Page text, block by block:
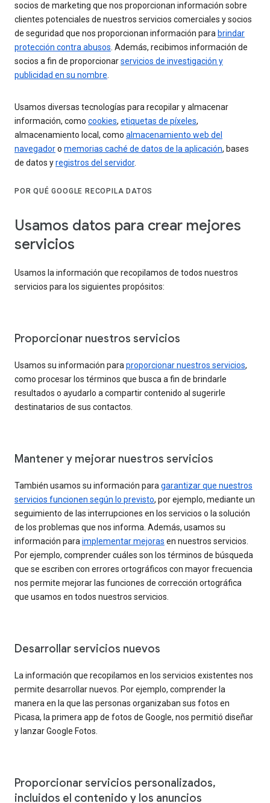
socios de marketing que nos proporcionan información sobre
clientes potenciales de nuestros servicios comerciales y socios
de seguridad que nos proporcionan información para brindar
protección contra abusos. Además, recibimos información de
socios a fin de proporcionarservicios de investigación y
publicidad en su nombre.
Usamos diversas tecnologías para recopilar y almacenar
información, como cookies, etiquetas de píxeles,
almacenamiento local, como almacenamiento web del
navegadoro memorias caché de datos de la aplicación, bases
de datos yregistros del servidor.
POR QUÉ GOOGLE RECOPILA DATOS
Usamos datos para crear mejores
servicios
Usamos la información que recopilamos de todos nuestros
servicios para los siguientes propósitos:
Proporcionar nuestros servicios
Usamos su información para proporcionar nuestros servicios,
como procesar los términos que busca a fin de brindarle
resultados o ayudarlo a compartir contenido al sugerirle
destinatarios de sus contactos.
Mantener y mejorar nuestros servicios
También usamos su información para garantizar que nuestros
servicios funcionen según lo previsto, por ejemplo, mediante un
seguimiento de las interrupciones en los servicios o la solución
de los problemas que nos informa. Además, usamos su
información para implementar mejoras en nuestros servicios.
Por ejemplo, comprender cuáles son los términos de búsqueda
que se escriben con errores ortográficos con mayor frecuencia
nos permite mejorar las funciones de corrección ortográfica
que usamos en todos nuestros servicios.
Desarrollar servicios nuevos
La información que recopilamos en los servicios existentes nos
permite desarrollar nuevos. Por ejemplo, comprender la
manera en la que las personas organizaban sus fotos en
Picasa, la primera app de fotos de Google, nos permitió diseñar
y lanzar Google Fotos.
Proporcionar servicios personalizados,
incluidos el contenido y los anuncios